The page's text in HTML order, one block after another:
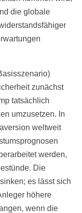
die globale
zunächst
tatsächlich
umzusetzen. In
weltweit
werden,
Die
es lässt sich
höhere
wenn die